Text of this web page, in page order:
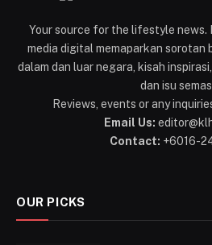
Your source for the lifestyle news.
media digital memaparkan sorotan
dalam dan luar negara, kisah
dan isu
Reviews, events or any
Email Us:
Contact: +6016-
OUR PICKS